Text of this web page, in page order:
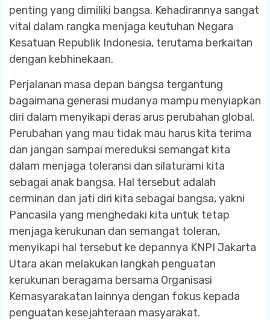
penting yang dimiliki bangsa. Kehadirannya sangat
vital dalam rangka menjaga keutuhan Negara
Kesatuan Republik Indonesia, terutama berkaitan
dengan kebhinekaan.
Perjalanan masa depan bangsa tergantung
bagaimana generasi mudanya mampu menyiapkan
diri dalam menyikapi deras arus perubahan global.
Perubahan yang mau tidak mau harus kita terima
dan jangan sampai mereduksi semangat kita
dalam menjaga toleransi dan silaturami kita
sebagai anak bangsa. Hal tersebut adalah
cerminan dan jati diri kita sebagai bangsa, yakni
Pancasila yang menghedaki kita untuk tetap
menjaga kerukunan dan semangat toleran,
menyikapi hal tersebut ke depannya KNPI Jakarta
Utara akan melakukan langkah penguatan
kerukunan beragama bersama Organisasi
Kemasyarakatan lainnya dengan fokus kepada
penguatan kesejahteraan masyarakat.